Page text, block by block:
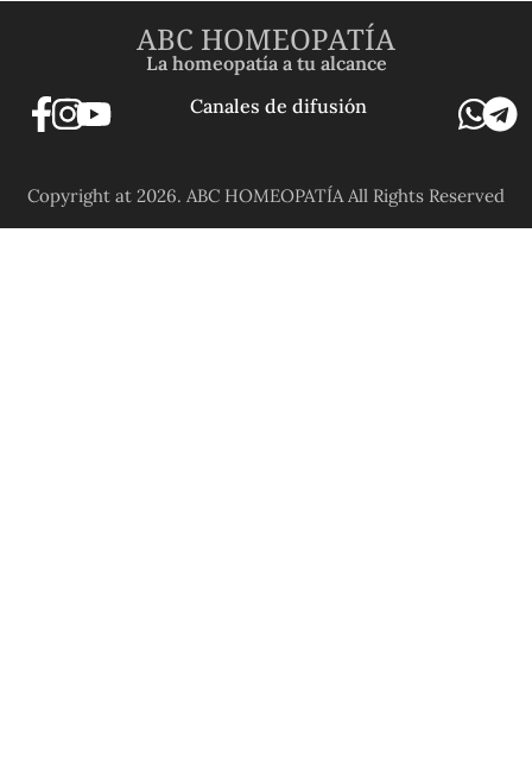
ABC HOMEOPATÍA
La homeopatía a tu alcance
Canales de difusión
Copyright at 2026. ABC HOMEOPATÍA All Rights Reserved